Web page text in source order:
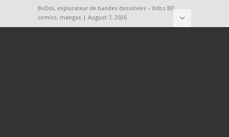
BoDoï, explorateur de bandes dessinées – Infos BD,
comics, mangas | August 7, 2026